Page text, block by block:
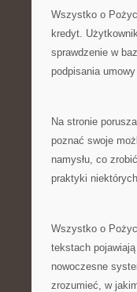
Wszystko o
kredyt.
sprawdzenie w
podpisania
Na stronie
poznać swoje
namysłu, co
praktyki
Wszystko o
tekstach
nowoczesne
zrozumieć, w